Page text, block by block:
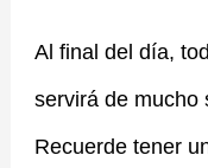
Al final del día,
servirá de mucho
Recuerde tener